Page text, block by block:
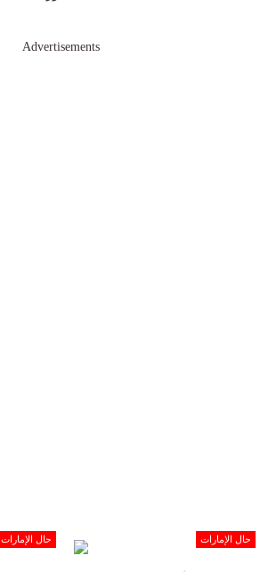
Advertisements
حال الإمارات حال الإمارات